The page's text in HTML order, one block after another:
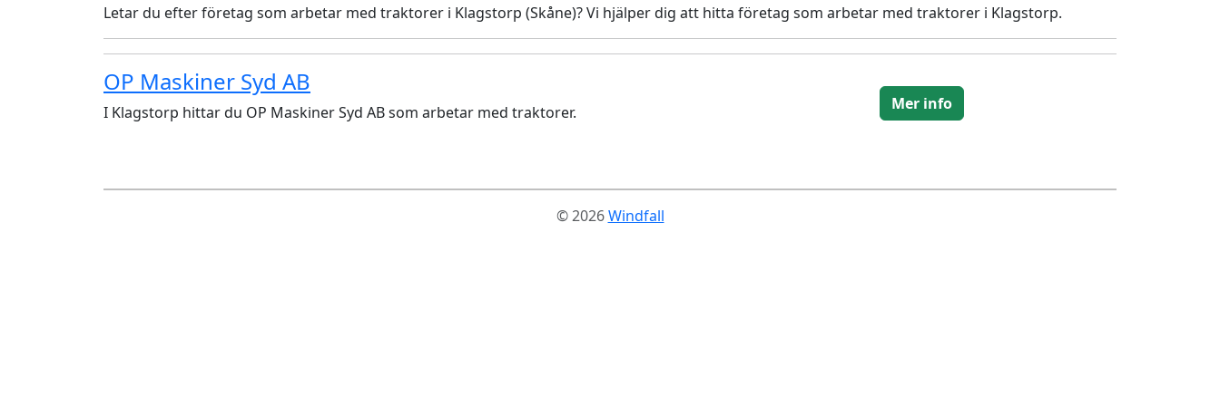
Letar du efter företag som arbetar med traktorer i Klagstorp (Skåne)? Vi hjälper dig att hitta företag som arbetar med traktorer i Klagstorp.
OP Maskiner Syd AB
I Klagstorp hittar du OP Maskiner Syd AB som arbetar med traktorer. Mer info
© 2026Windfall